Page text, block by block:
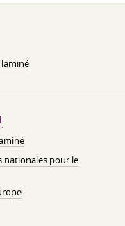
nationales pour le